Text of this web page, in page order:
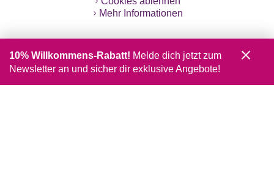
Mehr Informationen
10% Willkommens-Rabatt! Melde dich jetzt zum
Newsletter an und sicher dir exklusive Angebote!